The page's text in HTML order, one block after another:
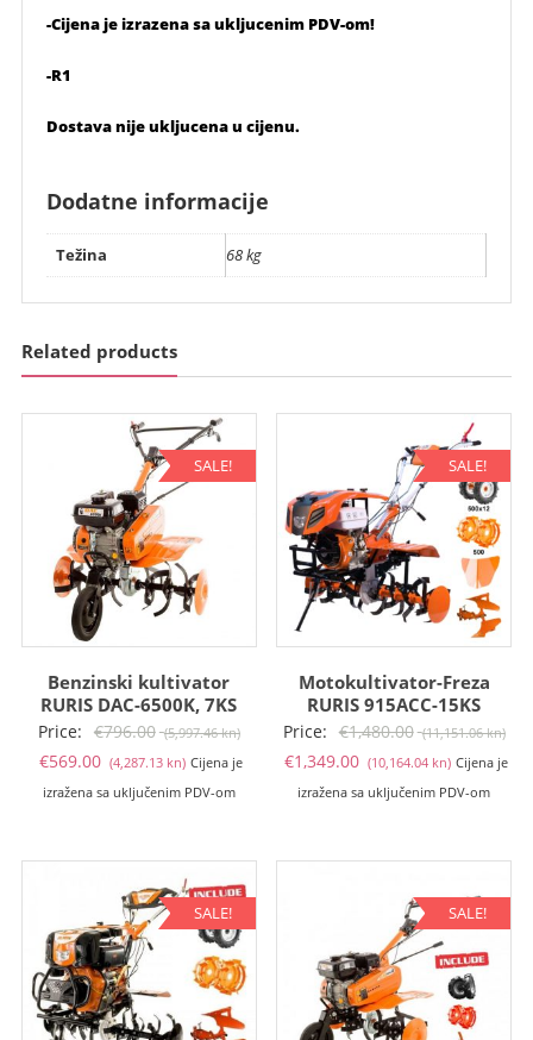
-Cijena je izrazena sa ukljucenim PDV-om!
-R1
Dostava nije ukljucena u cijenu.
Dodatne informacije
Težina 68 kg
Related products
SALE!
Benzinski kultivator
RURIS DAC-6500K, 7KS
Price: €796.00 (5,997.46 kn)Izvorna
cijena
(5,997.46
€569.00 (4,287.13 kn)Trenutna
cijena
(4,287.13
kn).
Cijena je
izražena sa uključenim PDV-om
SALE!
Motokultivator-Freza
RURIS 915ACC-15KS
Price: €1,480.00 (11,151.06 kn)
€1,349.00 (10,164.04 kn)Trenutna
cijena
kn).
Cijena je
izražena sa uključenim PDV-om
SALE! SALE!